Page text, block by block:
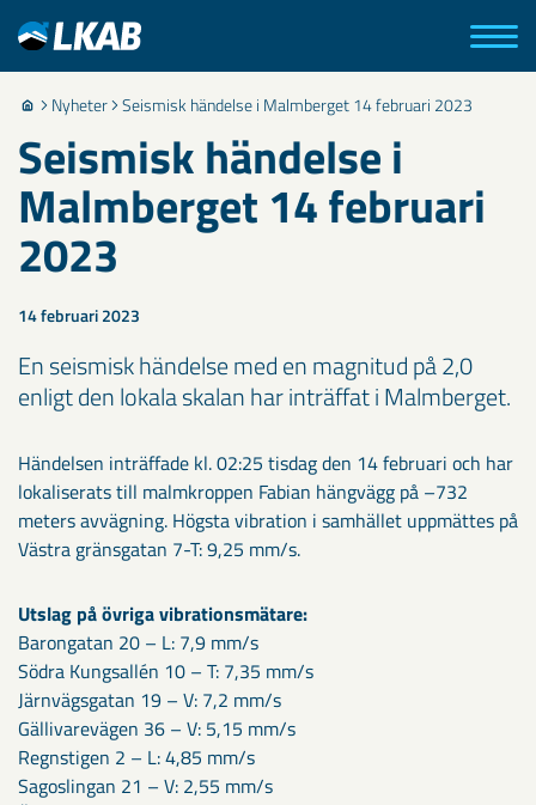
Nyheter Seismisk händelse i Malmberget 14 februari 2023
Seismisk händelse i
Malmberget 14 februari
2023
14 februari 2023
En seismisk händelse med en magnitud på 2,0
enligt den lokala skalan har inträffat i Malmberget.
Händelsen inträffade kl. 02:25 tisdag den 14 februari och har
lokaliserats till malmkroppen Fabian hängvägg på –732
meters avvägning. Högsta vibration i samhället uppmättes på
Västra gränsgatan 7-T: 9,25 mm/s.
Utslag på övriga vibrationsmätare:
Barongatan 20 – L: 7,9 mm/s
Södra Kungsallén 10 – T: 7,35 mm/s
Järnvägsgatan 19 – V: 7,2 mm/s
Gällivarevägen 36 – V: 5,15 mm/s
Regnstigen 2 – L: 4,85 mm/s
Sagoslingan 21 – V: 2,55 mm/s